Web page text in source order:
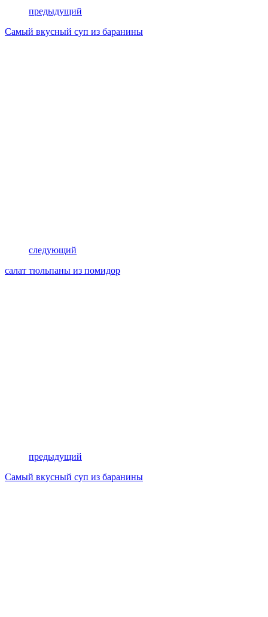
предыдущий
Самый вкусный суп из баранины
следующий
салат тюльпаны из помидор
предыдущий
Самый вкусный суп из баранины